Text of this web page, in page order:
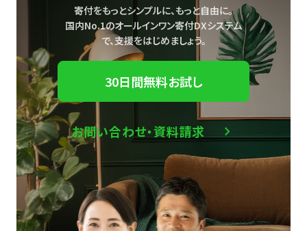
寄付をもっとシンプルに、もっと自由に。
国内No.1のオールインワン寄付DXシステム
で、支援をはじめましょう。
30日間無料お試し
お問い合わせ・資料請求